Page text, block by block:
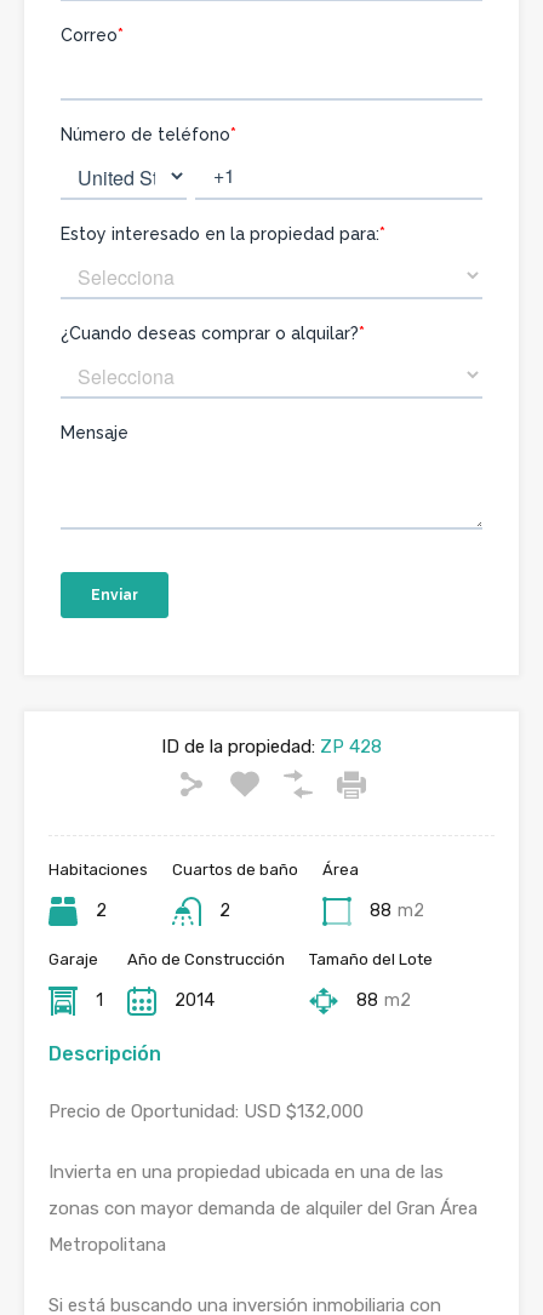
ID de la propiedad: ZP 428
Habitaciones
2
Cuartos de baño
2
Área
88 m2
Garaje
1
Año de Construcción
2014
Tamaño del Lote
88 m2
Descripción
Precio de Oportunidad: USD $132,000
Invierta en una propiedad ubicada en una de las
zonas con mayor demanda de alquiler del Gran Área
Metropolitana
Si está buscando una inversión inmobiliaria con